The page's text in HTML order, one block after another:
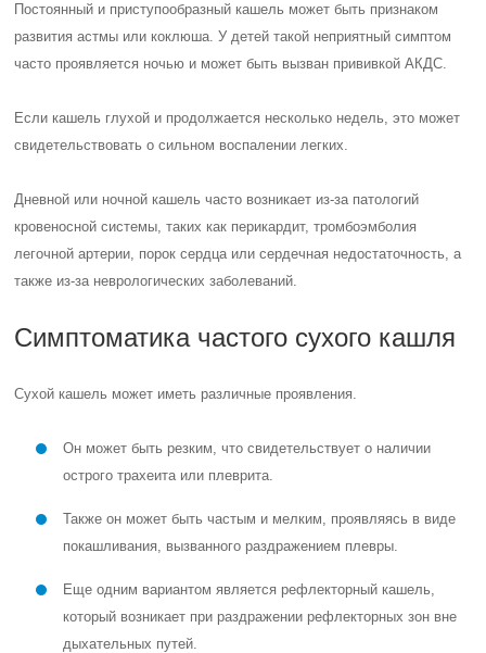
Постоянный и приступообразный кашель может быть признаком
развития астмы или коклюша. У детей такой неприятный симптом
часто проявляется ночью и может быть вызван прививкой АКДС.
Если кашель глухой и продолжается несколько недель, это может
свидетельствовать о сильном воспалении легких.
Дневной или ночной кашель часто возникает из-за патологий
кровеносной системы, таких как перикардит, тромбоэмболия
легочной артерии, порок сердца или сердечная недостаточность, а
также из-за неврологических заболеваний.
Симптоматика частого сухого кашля
Сухой кашель может иметь различные проявления.
Он может быть резким, что свидетельствует о наличии
острого трахеита или плеврита.
Также он может быть частым и мелким, проявляясь в виде
покашливания, вызванного раздражением плевры.
Еще одним вариантом является рефлекторный кашель,
который возникает при раздражении рефлекторных зон вне
дыхательных путей.